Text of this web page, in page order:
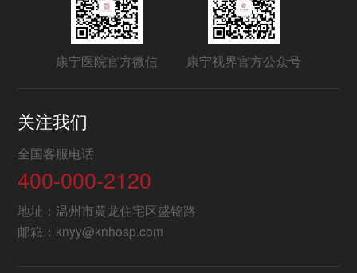
康宁医院官方微信 康宁视界官方公众号
关注我们
全国客服电话
400-000-2120
地址：温州市黄龙住宅区盛锦路
邮箱：knyy@knhosp.com